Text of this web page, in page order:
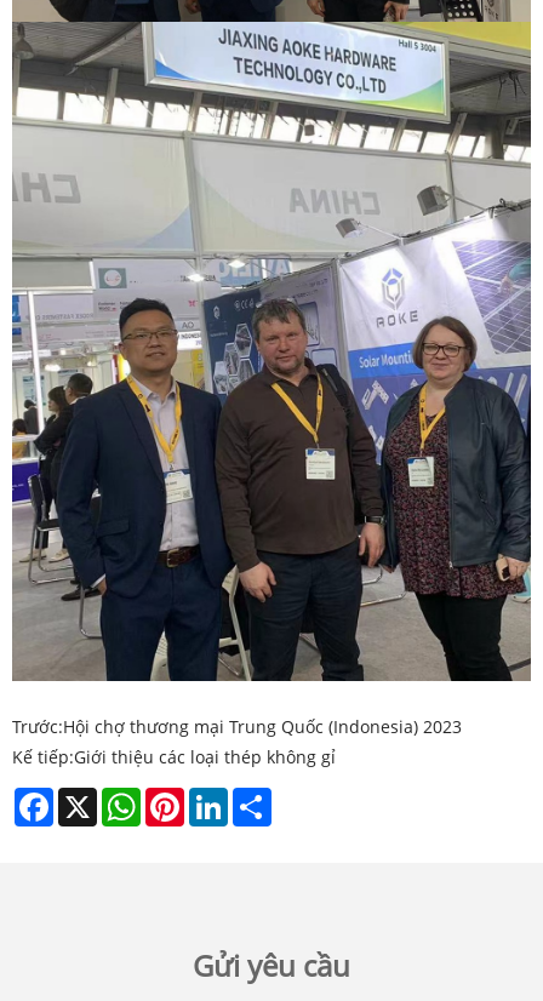
Trước:Hội chợ thương mại Trung Quốc (Indonesia) 2023
Kế tiếp:Giới thiệu các loại thép không gỉ
Facebook
X WhatsAppPinterestLinkedIn
Gửi yêu cầu